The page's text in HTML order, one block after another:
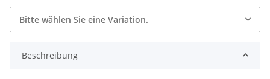
Bitte wählen Sie eine Variation.
Beschreibung